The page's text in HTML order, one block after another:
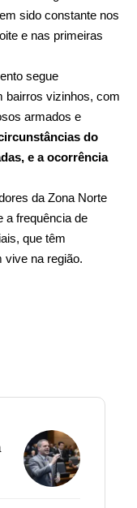
sido constante nos
e nas primeiras
segue
bairros vizinhos, com
armados e
do
e a ocorrência
da Zona Norte
a frequência de
que têm
vive na região.